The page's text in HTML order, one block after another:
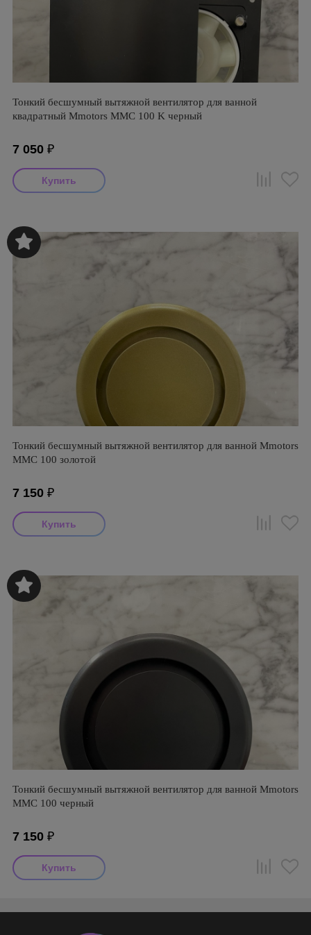
Тонкий бесшумный вытяжной вентилятор для ванной
квадратный Mmotors ММC 100 K черный
7 050 ₽
Тонкий бесшумный вытяжной вентилятор для ванной Mmotors
ММC 100 золотой
7 150 ₽
Тонкий бесшумный вытяжной вентилятор для ванной Mmotors
ММC 100 черный
7 150 ₽